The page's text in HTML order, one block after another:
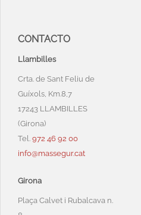
CONTACTO
Llambilles
Crta. de Sant Feliu de
Guíxols, Km.8,7
17243 LLAMBILLES
(Girona)
Tel. 972 46 92 00
info@massegur.cat
Girona
Plaça Calvet i Rubalcava n.